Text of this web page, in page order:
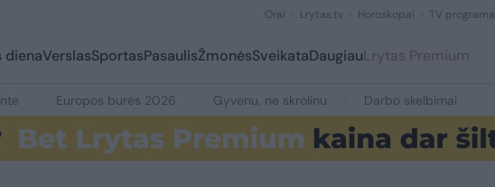
Orai Lrytas.tv Horoskopai TV programa
dienaVerslasSportasPasaulisŽmonėsSveikataDaugiauLrytas Premium
Europos burės 2026 Gyvenu, ne skrolinu Darbo skelbimai